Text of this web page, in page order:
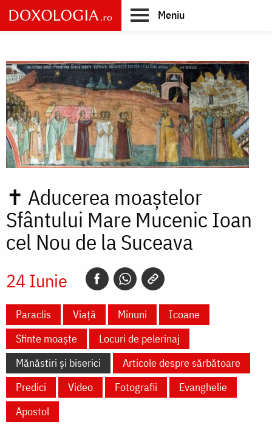
Skip
to
main
Meniu
✝ Aducerea moaștelor
Sfântului Mare Mucenic Ioan
cel Nou de la Suceava
24 Iunie
Paraclis Viață Minuni
Icoane
Sfinte moaște
Locuri de pelerinaj
Mănăstiri și biserici
Articole despre sărbătoare
Predici
Video Fotografii
Evanghelie
Apostol